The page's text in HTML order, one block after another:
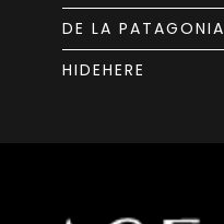
DE LA PATAGONIA
HIDEHERE